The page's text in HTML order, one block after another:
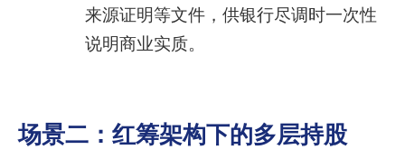
来源证明等文件，供银行尽调时一次性
说明商业实质。
场景二：红筹架构下的多层持股